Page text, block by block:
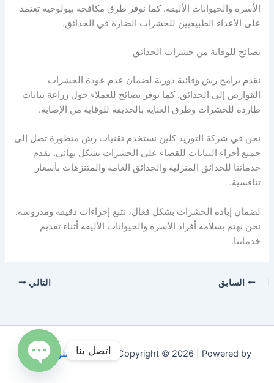
الأسرة والحيوانات الأليفة. كما نوفر طرق مكافحة بيولوجية تعتمد
على الأعداء الطبيعيين للحشرات الضارة في الحدائق.
نصائح للوقاية من حشرات الحدائق
نقدم برامج رش وقائية دورية لضمان عدم عودة الحشرات
القوارض إلى الحدائق. كما نوفر نصائح للعملاء حول زراعة نباتات
طاردة للحشرات وطرق العناية بالحديقة للوقاية من الإصابة.
نحن في شركة التوريد كلين نستخدم تقنيات رش متطورة تصل إلى
جميع أجزاء النباتات للقضاء على الحشرات بشكل نهائي. نقدم
خدماتنا للحدائق المنزلية والحدائق العامة والمتنزهات بأسعار
تنافسية.
لضمان إبادة الحشرات بشكل فعال، نتبع إجراءات دقيقة ومدروسة.
نحن نهتم بسلامة أفراد الأسرة والحيوانات الأليفة أثناء تقديم
خدماتنا.
السابق التالي
Copyright © 2026 | Powered by قالب Astra للووردبريس
اتصل بنا
Open